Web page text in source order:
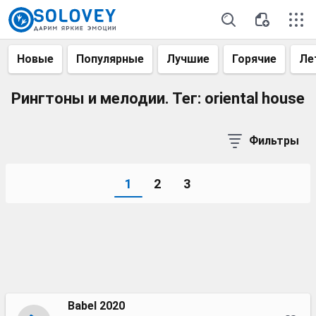
Новые Популярные Лучшие Горячие
Рингтоны и мелодии. Тег: oriental house
Фильтры
1 2 3
Babel 2020